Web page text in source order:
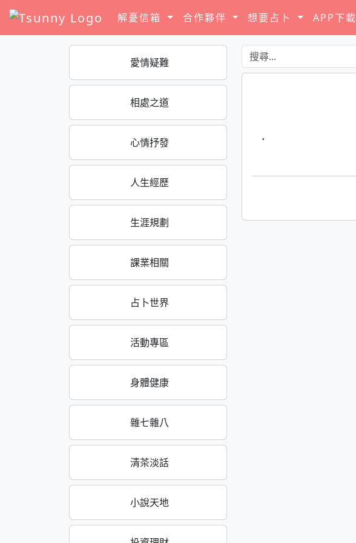
解憂信箱 合作夥伴 想要占卜 APP下載
愛情疑難
相處之道
心情抒發
人生經歷
生涯規劃
課業相關
占卜世界
活動專區
身體健康
雜七雜八
清茶淡話
小說天地
·